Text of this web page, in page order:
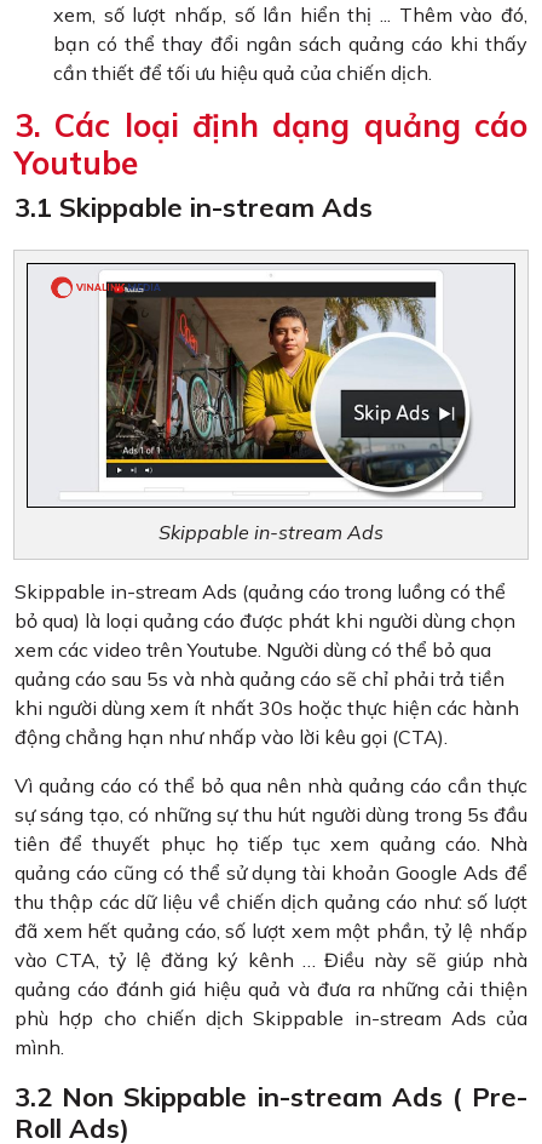
xem, số lượt nhấp, số lần hiển thị ... Thêm vào đó,
bạn có thể thay đổi ngân sách quảng cáo khi thấy
cần thiết để tối ưu hiệu quả của chiến dịch.
3. Các loại định dạng quảng cáo
Youtube
3.1 Skippable in-stream Ads
Skippable in-stream Ads
Skippable in-stream Ads (quảng cáo trong luồng có thể
bỏ qua) là loại quảng cáo được phát khi người dùng chọn
xem các video trên Youtube. Người dùng có thể bỏ qua
quảng cáo sau 5s và nhà quảng cáo sẽ chỉ phải trả tiền
khi người dùng xem ít nhất 30s hoặc thực hiện các hành
động chẳng hạn như nhấp vào lời kêu gọi (CTA).
Vì quảng cáo có thể bỏ qua nên nhà quảng cáo cần thực
sự sáng tạo, có những sự thu hút người dùng trong 5s đầu
tiên để thuyết phục họ tiếp tục xem quảng cáo. Nhà
quảng cáo cũng có thể sử dụng tài khoản Google Ads để
thu thập các dữ liệu về chiến dịch quảng cáo như: số lượt
đã xem hết quảng cáo, số lượt xem một phần, tỷ lệ nhấp
vào CTA, tỷ lệ đăng ký kênh … Điều này sẽ giúp nhà
quảng cáo đánh giá hiệu quả và đưa ra những cải thiện
phù hợp cho chiến dịch Skippable in-stream Ads của
mình.
3.2 Non Skippable in-stream Ads ( Pre-
Roll Ads)